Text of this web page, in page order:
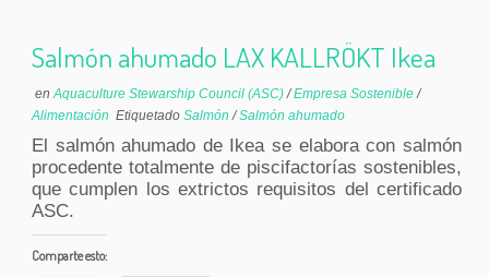
Salmón ahumado LAX KALLRÖKT Ikea
enAquaculture Stewarship Council (ASC)/Empresa Sostenible/
Alimentación Etiquetado Salmón/Salmón ahumado
El salmón ahumado de Ikea se elabora con salmón
procedente totalmente de piscifactorías sostenibles,
que cumplen los extrictos requisitos del certificado
ASC.
Comparte esto: